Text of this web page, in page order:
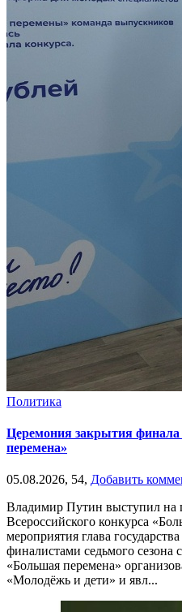
Политика
Церемония закрытия
перемена»
05.08.2026, 54, Добавить
Владимир Путин выступил на
Всероссийского конкурса
мероприятия глава
финалистами седьмого сезона
«Большая перемена»
«Молодёжь и дети» и явл...